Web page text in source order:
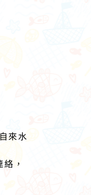
來水
，